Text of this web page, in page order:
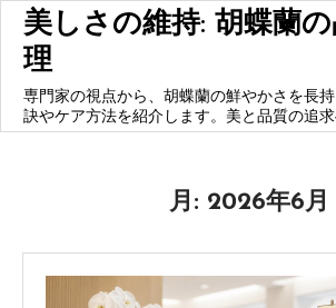
Skip
content
美しさの維持: 胡蝶蘭
理
専門家の視点から、胡蝶蘭の鮮やかさを長
訣やケア方法を紹介します。美と品質の追求
月: 2026年6月